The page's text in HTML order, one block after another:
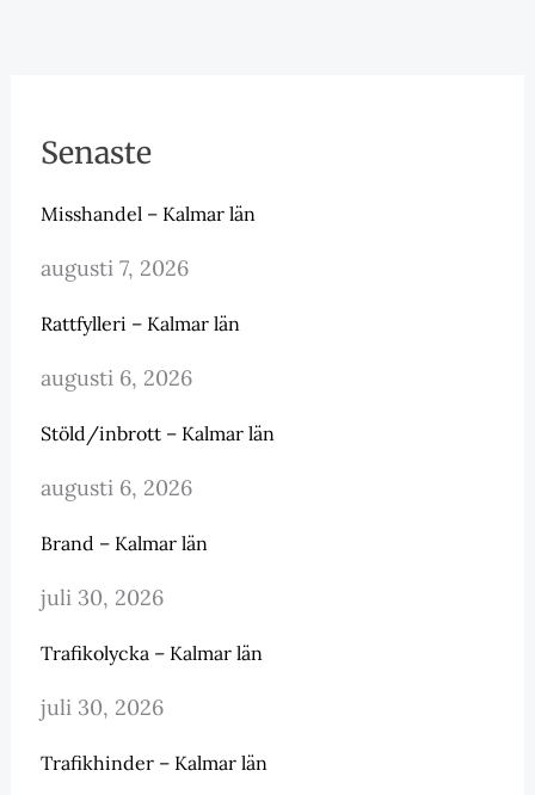
Senaste
Misshandel – Kalmar län
augusti 7, 2026
Rattfylleri – Kalmar län
augusti 6, 2026
Stöld/inbrott – Kalmar län
augusti 6, 2026
Brand – Kalmar län
juli 30, 2026
Trafikolycka – Kalmar län
juli 30, 2026
Trafikhinder – Kalmar län